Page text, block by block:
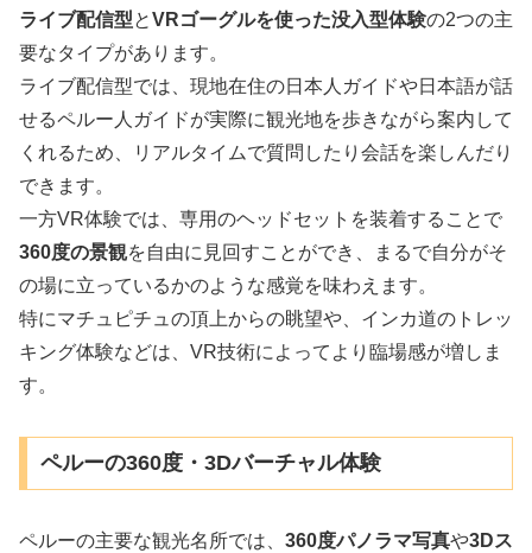
ライブ配信型とVRゴーグルを使った没入型体験の2つの主
要なタイプがあります。
ライブ配信型では、現地在住の日本人ガイドや日本語が話
せるペルー人ガイドが実際に観光地を歩きながら案内して
くれるため、リアルタイムで質問したり会話を楽しんだり
できます。
一方VR体験では、専用のヘッドセットを装着することで
360度の景観を自由に見回すことができ、まるで自分がそ
の場に立っているかのような感覚を味わえます。
特にマチュピチュの頂上からの眺望や、インカ道のトレッ
キング体験などは、VR技術によってより臨場感が増しま
す。
ペルーの360度・3Dバーチャル体験
ペルーの主要な観光名所では、 360度パノラマ写真や3Dス